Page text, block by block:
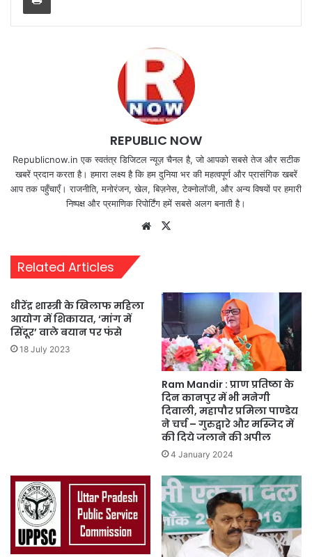
REPUBLIC NOW
Republicnow.in एक स्वतंत्र डिजिटल न्यूज़ चैनल है, जो आपको सबसे तेज और सटीक
खबरें प्रदान करता है। हमारा लक्ष्य है कि हम दुनिया भर की महत्वपूर्ण और प्रासंगिक खबरें
आप तक पहुँचाएँ। राजनीति, मनोरंजन, खेल, बिज़नेस, टेक्नोलॉजी, और अन्य विषयों पर हमारी
निष्पक्ष और प्रमाणिक रिपोर्टिंग हमें सबसे अलग बनाती है।
Website
Related Articles
धीरेंद्र शास्त्री के खिलाफ महिला
आयोग में शिकायत, ‘मांग में
सिंदूर’ वाले बयान पर फंसे
18 July 2023
Ram Mandir : प्राण प्रतिष्ठा के
दिन कानपुर में भी मनेगी
दिवाली, महापौर प्रमिला पाण्डेय
ने चर्च – गुरुद्वारे और मस्जिद में
की दिये जलाने की अपील
4 January 2024